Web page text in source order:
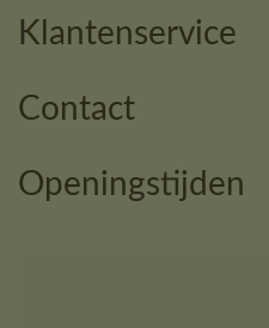
Klantenservice
Contact
Openingstijden